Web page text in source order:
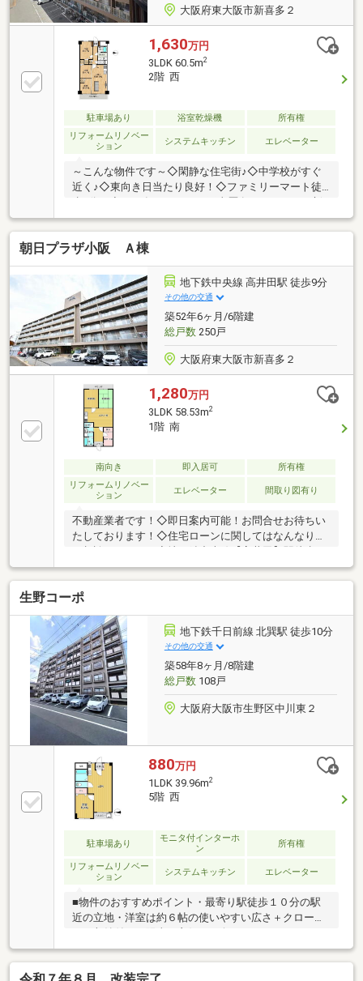
大阪府東大阪市新喜多２
1,630万円
3LDK 60.5m2
2階 西
駐車場あり 浴室乾燥機
所有権
リフォームリノベー
ション
システムキッチン エレベーター
～こんな物件です～◇閑静な住宅街♪◇中学校がすぐ
近く♪◇東向き日当たり良好！◇ファミリーマート徒
調・浴室新調・洗面化粧台新調・トイレ新調・クロス
貼替え・フロアタイ ル新調◇東大阪市立新
喜多中学校 徒歩約１分◇東大阪西堤郵便局 徒歩約
１分～住宅ローンもお任せください～１６３０万円の
お借り入れで月々約４５，０６９円でご入居できま
す。当社の住宅ローンアドバイザーがお客様に合わせ
た銀行やプラン、資金計画をご提案させていただきま
す。
朝日プラザ小阪 Ａ棟
地下鉄中央線 高井田駅 徒歩9分
その他の交通
築52年6ヶ月/6階建
総戸数250戸
大阪府東大阪市新喜多２
1,280万円
3LDK 58.53m2
1階 南
南向き 即入居可
所有権
リフォームリノベー
ション
エレベーター 間取り図有り
不動産業者です！◇即日案内可能！お問合せお待ちい
たしております！◇住宅ローンに関してはなんなりと
分です！◇リフォーム済です！◇南向きバルコニーで
日当たり良好です！◇支払いは月々約２８００円家賃
と比較してください！SUUMOに掲載されていない物
件も多数ございますので東大阪市密着の担当スタッフ
になんなりとご相談ください！
生野コーポ
地下鉄千日前線 北巽駅 徒歩10分
その他の交通
築58年8ヶ月/8階建
総戸数108戸
大阪府大阪市生野区中川東２
880万円
1LDK 39.96m2
5階 西
駐車場あり
モニタ付インターホ
ン
所有権
リフォームリノベー
ション
システムキッチン エレベーター
■物件のおすすめポイント・最寄り駅徒歩１０分の駅
近の立地・洋室は約６帖の使いやすい広さ＋クローゼ
２２年９月末室内フルリフォーム歴有・ナチュラルテ
イストな明るく綺麗な室内デザイン・毎日の疲れを癒